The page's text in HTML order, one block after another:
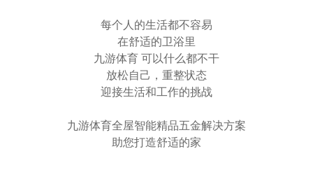
每个人的生活都不容易
在舒适的卫浴里
九游体育 可以什么都不干
放松自己，重整状态
迎接生活和工作的挑战
九游体育全屋智能精品五金解决方案
助您打造舒适的家